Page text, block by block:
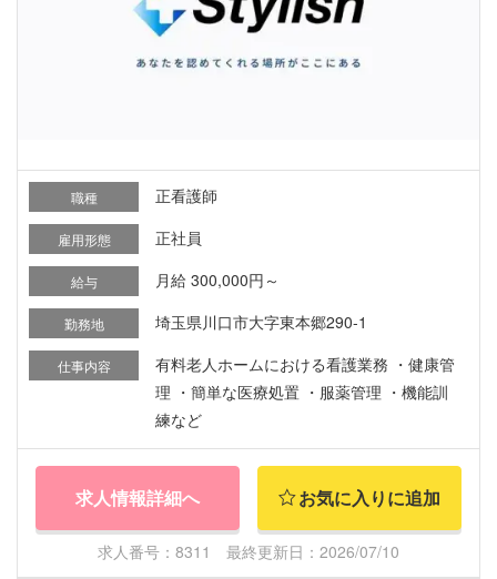
職種 正看護師
雇用形態 正社員
給与 月給 300,000円～
勤務地 埼玉県川口市大字東本郷290-1
仕事内容
有料老人ホームにおける看護業務 ・健康管
理 ・簡単な医療処置 ・服薬管理 ・機能訓
練など
求人情報詳細へ お気に入りに追加
求人番号：8311 最終更新日：2026/07/10